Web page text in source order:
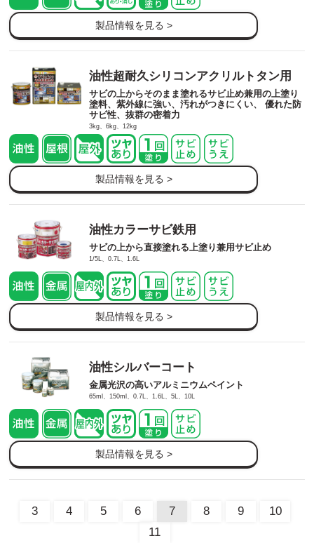
製品情報を見る >
油性超耐久シリコンアクリルトタン用
サビの上からそのまま塗れるサビ止め兼用の上塗り
塗料、紫外線に強い、汚れがつきにくい、 優れた防
サビ性、抜群の密着力
3kg、6kg、12kg
製品情報を見る >
油性カラーサビ鉄用
サビの上から直接塗れる上塗り兼用サビ止め
1/5L、0.7L、1.6L
製品情報を見る >
油性シルバーコート
金属光沢の高いアルミニウムペイント
65ml、150ml、0.7L、1.6L、5L、10L
製品情報を見る >
3 4 5 6 7 8 9
10
11